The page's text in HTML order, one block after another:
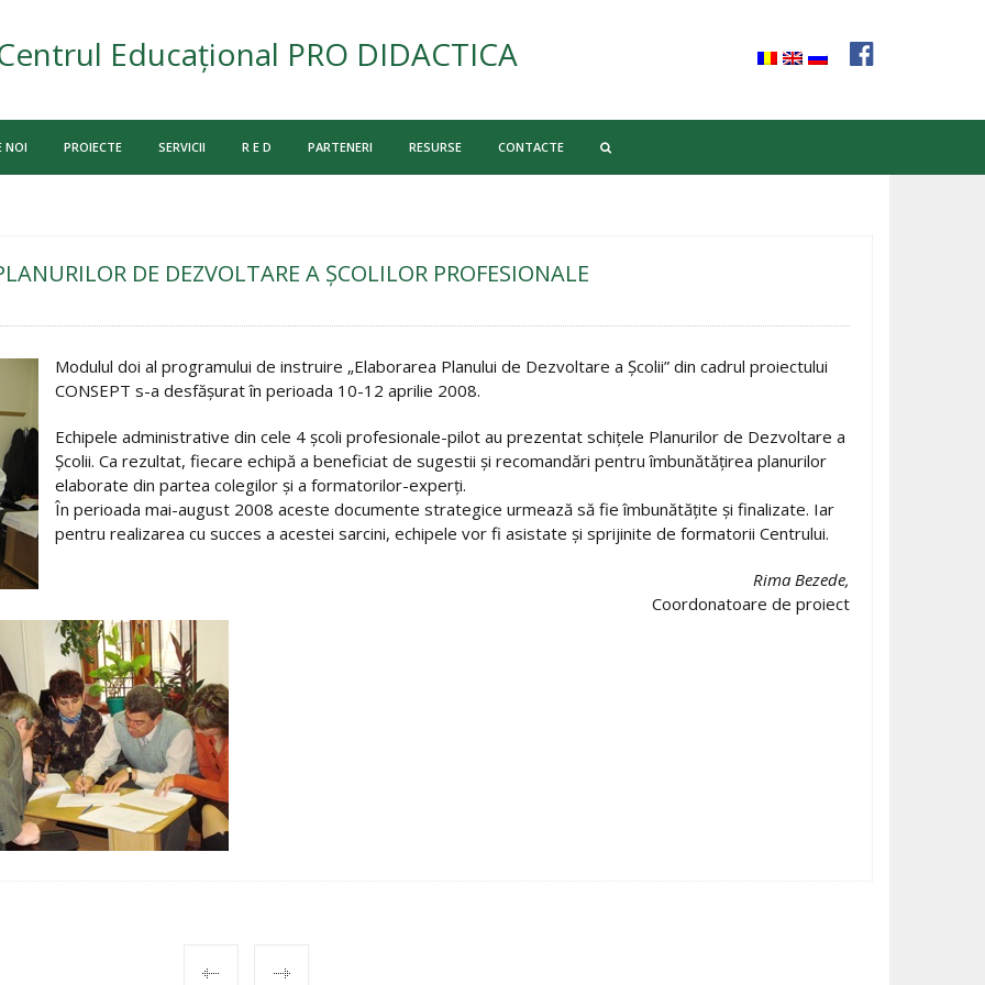
Educațional PRO DIDACTICA
NOI PROIECTE SERVICII R E D PARTENERI RESURSE CONTACTE
DE DEZVOLTARE A ŞCOLILOR PROFESIONALE
Modulul doi al programului de instruire „Elaborarea Planului de Dezvoltare a Şcolii” din cadrul proiectului
CONSEPT s-a desfăşurat în perioada 10-12 aprilie 2008.
Echipele administrative din cele 4 şcoli profesionale-pilot au prezentat schiţele Planurilor de Dezvoltare a
Şcolii. Ca rezultat, fiecare echipă a beneficiat de sugestii şi recomandări pentru îmbunătăţirea planurilor
elaborate din partea colegilor şi a formatorilor-experţi.
În perioada mai-august 2008 aceste documente strategice urmează să fie îmbunătăţite şi finalizate. Iar
pentru realizarea cu succes a acestei sarcini, echipele vor fi asistate şi sprijinite de formatorii Centrului.
Rima Bezede,
Coordonatoare de proiect